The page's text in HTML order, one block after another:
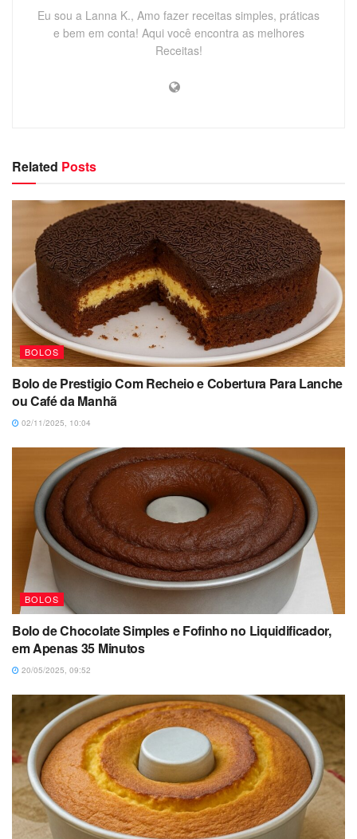
Eu sou a Lanna K., Amo fazer receitas simples, práticas
e bem em conta! Aqui você encontra as melhores
Receitas!
Related Posts
BOLOS
Bolo de Prestigio Com Recheio e Cobertura Para Lanche
ou Café da Manhã
02/11/2025, 10:04
BOLOS
Bolo de Chocolate Simples e Fofinho no Liquidificador,
em Apenas 35 Minutos
20/05/2025, 09:52